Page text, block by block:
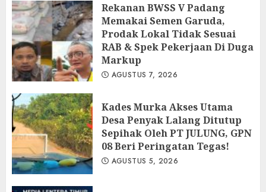
Rekanan BWSS V Padang
Memakai Semen Garuda,
Prodak Lokal Tidak Sesuai
RAB & Spek Pekerjaan Di Duga
Markup
AGUSTUS 7, 2026
Kades Murka Akses Utama
Desa Penyak Lalang Ditutup
Sepihak Oleh PT JULUNG, GPN
08 Beri Peringatan Tegas!
AGUSTUS 5, 2026